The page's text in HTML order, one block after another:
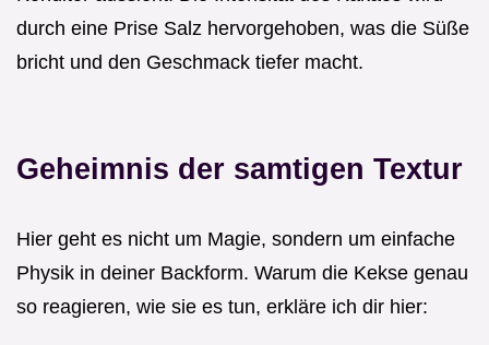
durch eine Prise Salz hervorgehoben, was die Süße
bricht und den Geschmack tiefer macht.
Geheimnis der samtigen Textur
Hier geht es nicht um Magie, sondern um einfache
Physik in deiner Backform. Warum die Kekse genau
so reagieren, wie sie es tun, erkläre ich dir hier: